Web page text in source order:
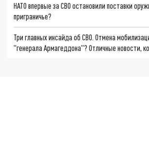
НАТО впервые за СВО остановили поставки
приграничье?
Три главных инсайда об СВО. Отмена
"генерала Армагеддона"? Отличные новости,